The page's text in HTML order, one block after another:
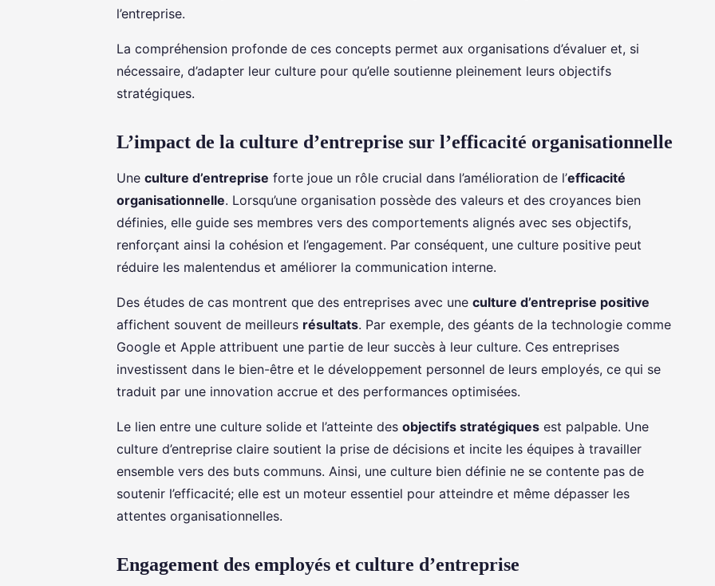
l’entreprise.
La compréhension profonde de ces concepts permet aux organisations d’évaluer et, si
nécessaire, d’adapter leur culture pour qu’elle soutienne pleinement leurs objectifs
stratégiques.
L’impact de la culture d’entreprise sur l’efficacité organisationnelle
Une culture d’entreprise forte joue un rôle crucial dans l’amélioration de l’efficacité
organisationnelle. Lorsqu’une organisation possède des valeurs et des croyances bien
définies, elle guide ses membres vers des comportements alignés avec ses objectifs,
renforçant ainsi la cohésion et l’engagement. Par conséquent, une culture positive peut
réduire les malentendus et améliorer la communication interne.
Des études de cas montrent que des entreprises avec une culture d’entreprise positive
affichent souvent de meilleurs résultats. Par exemple, des géants de la technologie comme
Google et Apple attribuent une partie de leur succès à leur culture. Ces entreprises
investissent dans le bien-être et le développement personnel de leurs employés, ce qui se
traduit par une innovation accrue et des performances optimisées.
Le lien entre une culture solide et l’atteinte des objectifs stratégiques est palpable. Une
culture d’entreprise claire soutient la prise de décisions et incite les équipes à travailler
ensemble vers des buts communs. Ainsi, une culture bien définie ne se contente pas de
soutenir l’efficacité; elle est un moteur essentiel pour atteindre et même dépasser les
attentes organisationnelles.
Engagement des employés et culture d’entreprise